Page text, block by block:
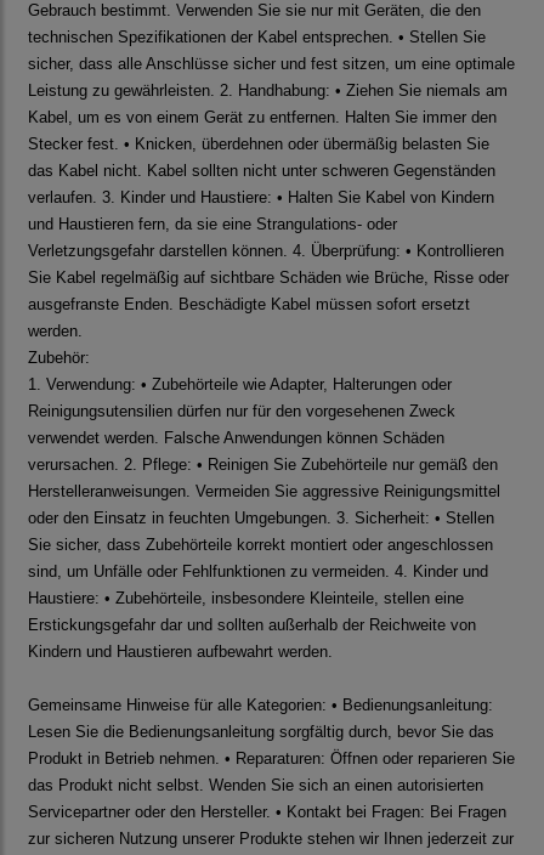
Gebrauch bestimmt. Verwenden Sie sie nur mit Geräten, die den
technischen Spezifikationen der Kabel entsprechen. • Stellen Sie
sicher, dass alle Anschlüsse sicher und fest sitzen, um eine optimale
Leistung zu gewährleisten. 2. Handhabung: • Ziehen Sie niemals am
Kabel, um es von einem Gerät zu entfernen. Halten Sie immer den
Stecker fest. • Knicken, überdehnen oder übermäßig belasten Sie
das Kabel nicht. Kabel sollten nicht unter schweren Gegenständen
verlaufen. 3. Kinder und Haustiere: • Halten Sie Kabel von Kindern
und Haustieren fern, da sie eine Strangulations- oder
Verletzungsgefahr darstellen können. 4. Überprüfung: • Kontrollieren
Sie Kabel regelmäßig auf sichtbare Schäden wie Brüche, Risse oder
ausgefranste Enden. Beschädigte Kabel müssen sofort ersetzt
werden.
Zubehör:
1. Verwendung: • Zubehörteile wie Adapter, Halterungen oder
Reinigungsutensilien dürfen nur für den vorgesehenen Zweck
verwendet werden. Falsche Anwendungen können Schäden
verursachen. 2. Pflege: • Reinigen Sie Zubehörteile nur gemäß den
Herstelleranweisungen. Vermeiden Sie aggressive Reinigungsmittel
oder den Einsatz in feuchten Umgebungen. 3. Sicherheit: • Stellen
Sie sicher, dass Zubehörteile korrekt montiert oder angeschlossen
sind, um Unfälle oder Fehlfunktionen zu vermeiden. 4. Kinder und
Haustiere: • Zubehörteile, insbesondere Kleinteile, stellen eine
Erstickungsgefahr dar und sollten außerhalb der Reichweite von
Kindern und Haustieren aufbewahrt werden.
Gemeinsame Hinweise für alle Kategorien: • Bedienungsanleitung:
Lesen Sie die Bedienungsanleitung sorgfältig durch, bevor Sie das
Produkt in Betrieb nehmen. • Reparaturen: Öffnen oder reparieren Sie
das Produkt nicht selbst. Wenden Sie sich an einen autorisierten
Servicepartner oder den Hersteller. • Kontakt bei Fragen: Bei Fragen
zur sicheren Nutzung unserer Produkte stehen wir Ihnen jederzeit zur